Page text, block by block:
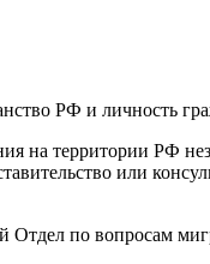
РФ и личность
на территории РФ
или
Отдел по вопросам